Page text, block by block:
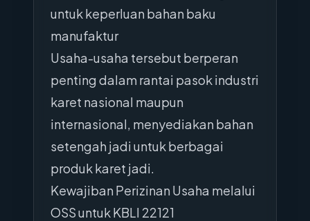
untuk keperluan bahan baku
manufaktur
Usaha-usaha tersebut berperan
penting dalam rantai pasok industri
karet nasional maupun
internasional, menyediakan bahan
setengah jadi untuk berbagai
produk karet jadi.
Kewajiban Perizinan Usaha melalui
OSS untuk KBLI 22121